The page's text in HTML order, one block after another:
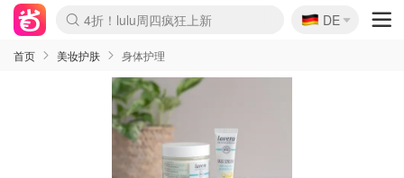
Boticinal 夏促开抢！
4折！lulu周四疯狂上新
还没结束！&OtherStories大促
Joybuy变相75折 随时失效
速领！Stanley独家85折
疑似霸哥！Camper额外叠85折
Zalando 奥莱闪促！每日更新
Moncler反季囤！5折起+叠9折
Coach Brooklyn仅€192
🇩🇪
DE
首页 美妆护肤 身体护理